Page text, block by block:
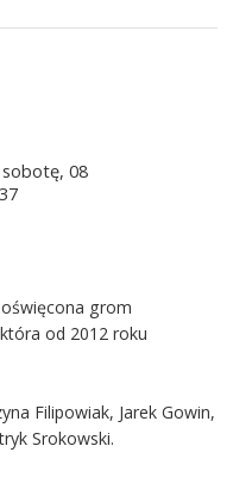
08
grom
od 2012 roku
Filipowiak, Jarek Gowin,
Srokowski.